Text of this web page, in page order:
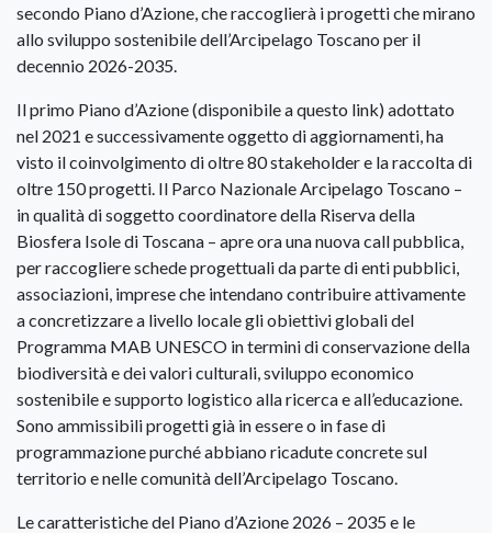
secondo Piano d’Azione, che raccoglierà i progetti che mirano
allo sviluppo sostenibile dell’Arcipelago Toscano per il
decennio 2026-2035.
Il primo Piano d’Azione (disponibile a questo link) adottato
nel 2021 e successivamente oggetto di aggiornamenti, ha
visto il coinvolgimento di oltre 80 stakeholder e la raccolta di
oltre 150 progetti. Il Parco Nazionale Arcipelago Toscano –
in qualità di soggetto coordinatore della Riserva della
Biosfera Isole di Toscana – apre ora una nuova call pubblica,
per raccogliere schede progettuali da parte di enti pubblici,
associazioni, imprese che intendano contribuire attivamente
a concretizzare a livello locale gli obiettivi globali del
Programma MAB UNESCO in termini di conservazione della
biodiversità e dei valori culturali, sviluppo economico
sostenibile e supporto logistico alla ricerca e all’educazione.
Sono ammissibili progetti già in essere o in fase di
programmazione purché abbiano ricadute concrete sul
territorio e nelle comunità dell’Arcipelago Toscano.
Le caratteristiche del Piano d’Azione 2026 – 2035 e le